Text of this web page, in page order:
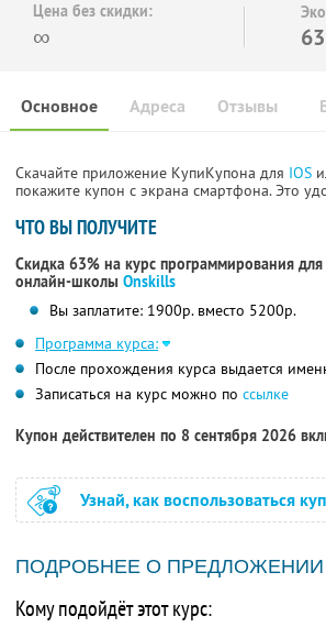
Цена без скидки:
∞ 63
Основное Отзывы
Адреса
Скачайте приложение КупиКупона для IOS
покажите купон с экрана смартфона. Это
ЧТО ВЫ ПОЛУЧИТЕ
Скидка 63% на курс программирования
онлайн-школы Onskills
Вы заплатите: 1900р. вместо 5200р.
Программа курса:
После прохождения курса выдается
Записаться на курс можно по ссылке
Купон действителен по 8 сентября 2026
Узнай, как воспользоваться
ПОДРОБНЕЕ О ПРЕДЛОЖЕНИИ
Кому подойдёт этот курс: